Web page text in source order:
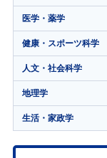
医学・薬学
健康・スポーツ科学
人文・社会科学
地理学
生活・家政学